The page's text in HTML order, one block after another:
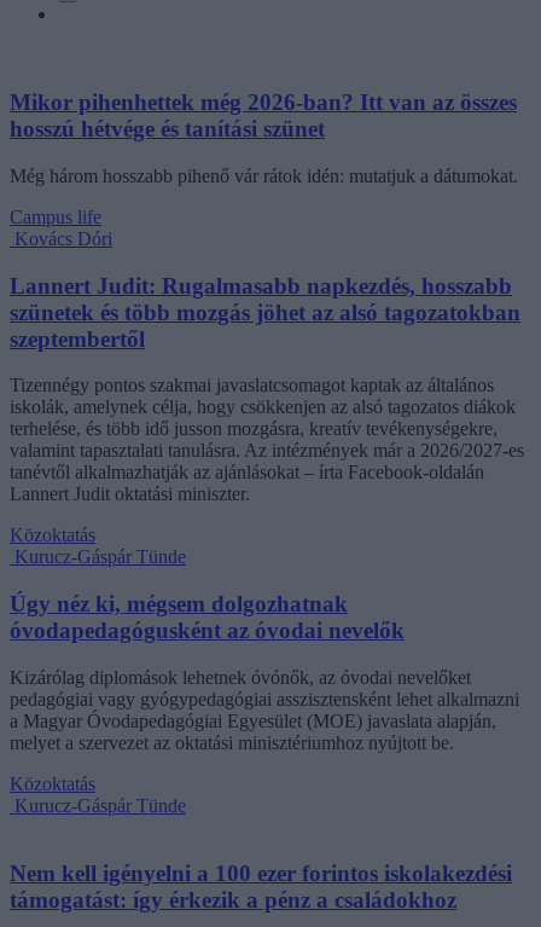
Mikor pihenhettek még 2026-ban? Itt van az összes
hosszú hétvége és tanítási szünet
Még három hosszabb pihenő vár rátok idén: mutatjuk a dátumokat.
Campus life
Kovács Dóri
Lannert Judit: Rugalmasabb napkezdés, hosszabb
szünetek és több mozgás jöhet az alsó tagozatokban
szeptembertől
Tizennégy pontos szakmai javaslatcsomagot kaptak az általános
iskolák, amelynek célja, hogy csökkenjen az alsó tagozatos diákok
terhelése, és több idő jusson mozgásra, kreatív tevékenységekre,
valamint tapasztalati tanulásra. Az intézmények már a 2026/2027-es
tanévtől alkalmazhatják az ajánlásokat – írta Facebook-oldalán
Lannert Judit oktatási miniszter.
Közoktatás
Kurucz-Gáspár Tünde
Úgy néz ki, mégsem dolgozhatnak
óvodapedagógusként az óvodai nevelők
Kizárólag diplomások lehetnek óvónők, az óvodai nevelőket
pedagógiai vagy gyógypedagógiai asszisztensként lehet alkalmazni
a Magyar Óvodapedagógiai Egyesület (MOE) javaslata alapján,
melyet a szervezet az oktatási minisztériumhoz nyújtott be.
Közoktatás
Kurucz-Gáspár Tünde
Nem kell igényelni a 100 ezer forintos iskolakezdési
támogatást: így érkezik a pénz a családokhoz